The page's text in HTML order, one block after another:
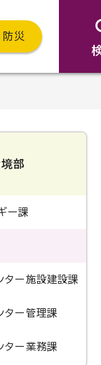
防災
部
ー課
ター施設建設課
ター管理課
ター業務課